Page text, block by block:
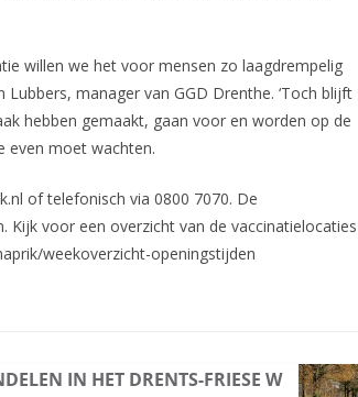
willen we het voor mensen zo laagdrempelig
manager van GGD Drenthe. ‘Toch blijft
hebben gemaakt, gaan voor en worden op de
even moet wachten.
of telefonisch via 0800 7070. De
voor een overzicht van de vaccinatielocaties
weekoverzicht-openingstijden
IN HET DRENTS-FRIESE W